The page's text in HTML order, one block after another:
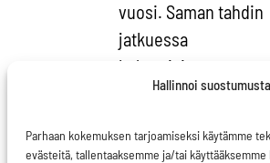
Hallinnoi suostumusta
Parhaan kokemuksen tarjoamiseksi käytämme
evästeitä, tallentaaksemme ja/tai
vuosi. Saman tahdin
jatkuessa
kuluttaisimme
2050 tultaessa 4,5
luonnonresursseja.